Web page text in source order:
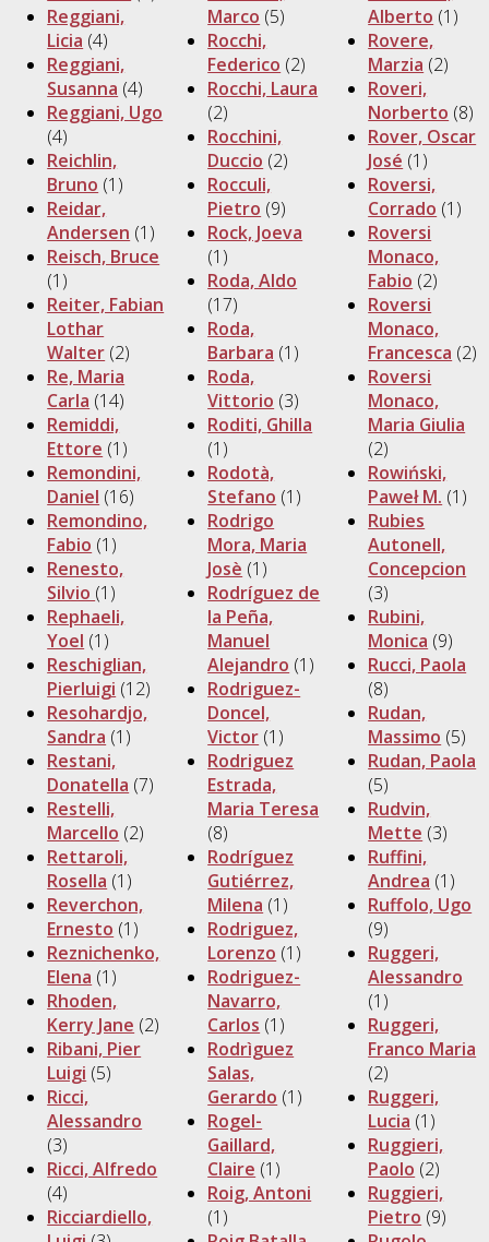
Reggiani,
Licia (4)
Reggiani,
Susanna (4)
Reggiani, Ugo
(4)
Reichlin,
Bruno (1)
Reidar,
Andersen (1)
Reisch, Bruce
(1)
Reiter, Fabian
Lothar
Walter (2)
Re, Maria
Carla (14)
Remiddi,
Ettore (1)
Remondini,
Daniel (16)
Remondino,
Fabio (1)
Renesto,
Silvio (1)
Rephaeli,
Yoel (1)
Reschiglian,
Pierluigi (12)
Resohardjo,
Sandra (1)
Restani,
Donatella (7)
Restelli,
Marcello (2)
Rettaroli,
Rosella (1)
Reverchon,
Ernesto (1)
Reznichenko,
Elena (1)
Rhoden,
Kerry Jane (2)
Ribani, Pier
Luigi (5)
Ricci,
Alessandro
(3)
Ricci, Alfredo
(4)
Ricciardiello,
Marco (5)
Rocchi,
Federico (2)
Rocchi, Laura
(2)
Rocchini,
Duccio (2)
Rocculi,
Pietro (9)
Rock, Joeva
(1)
Roda, Aldo
(17)
Roda,
Barbara (1)
Roda,
Vittorio (3)
Roditi, Ghilla
(1)
Rodotà,
Stefano (1)
Rodrigo
Mora, Maria
Josè (1)
Rodríguez de
la Peña,
Manuel
Alejandro (1)
Rodriguez-
Doncel,
Victor (1)
Rodriguez
Estrada,
Maria Teresa
(8)
Rodríguez
Gutiérrez,
Milena (1)
Rodriguez,
Lorenzo (1)
Rodriguez-
Navarro,
Carlos (1)
Rodrìguez
Salas,
Gerardo (1)
Rogel-
Gaillard,
Claire (1)
Roig, Antoni
(1)
Alberto (1)
Rovere,
Marzia (2)
Roveri,
Norberto (8)
Rover, Oscar
José (1)
Roversi,
Corrado (1)
Roversi
Monaco,
Fabio (2)
Roversi
Monaco,
Francesca (2)
Roversi
Monaco,
Maria Giulia
(2)
Rowiński,
Paweł M. (1)
Rubies
Autonell,
Concepcion
(3)
Rubini,
Monica (9)
Rucci, Paola
(8)
Rudan,
Massimo (5)
Rudan, Paola
(5)
Rudvin,
Mette (3)
Ruffini,
Andrea (1)
Ruffolo, Ugo
(9)
Ruggeri,
Alessandro
(1)
Ruggeri,
Franco Maria
(2)
Ruggeri,
Lucia (1)
Ruggieri,
Paolo (2)
Ruggieri,
Pietro (9)